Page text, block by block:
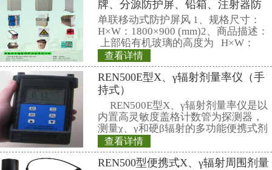
进行。
50多年来，核聚变能研究取得了巨
球至今还没有建成一座商业化核聚
现在，世界都将希望寄托在“国际
(ITER)”。“许多人相信核聚变能会
成功可能比登陆火星还难。它需要
的高温，比太阳的最中心还要热。